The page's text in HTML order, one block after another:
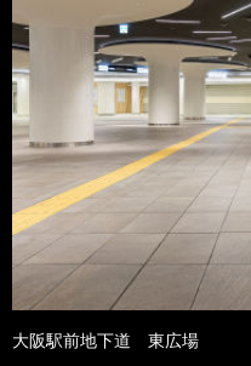
大阪駅前地下道 東広場